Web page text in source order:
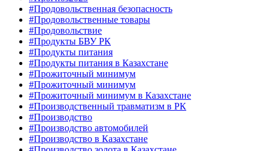
#Продовольственная безопасность
#Продовольственные товары
#Продовольствие
#Продукты БВУ РК
#Продукты питания
#Продукты питания в Казахстане
#Прожиточный минимум
#Прожиточный минимум
#Прожиточный минимум в Казахстане
#Производственный травматизм в РК
#Производство
#Производство автомобилей
#Производство в Казахстане